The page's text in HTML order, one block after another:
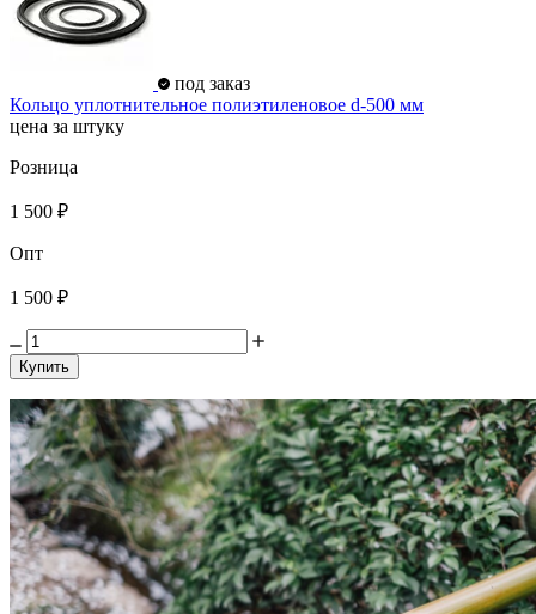
под заказ
Кольцо уплотнительное полиэтиленовое d-500 мм
цена за штуку
Розница
1 500 ₽
Опт
1 500 ₽
Купить